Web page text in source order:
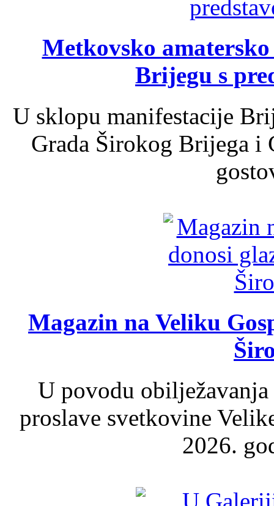
Metkovsko
Brijegu s
U sklopu manifestacije
Grada Širokog Brijega
Magazin na Veliku
U povodu
proslave svetkovine
2026.